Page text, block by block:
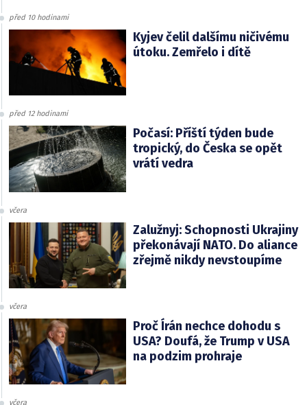
před 10 hodinami
Kyjev čelil dalšímu ničivému
útoku. Zemřelo i dítě
před 12 hodinami
Počasí: Příští týden bude
tropický, do Česka se opět
vrátí vedra
včera
Zalužnyj: Schopnosti Ukrajiny
překonávají NATO. Do aliance
zřejmě nikdy nevstoupíme
včera
Proč Írán nechce dohodu s
USA? Doufá, že Trump v USA
na podzim prohraje
včera